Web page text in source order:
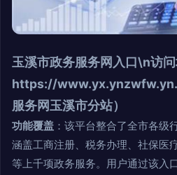
玉溪市政务服务网入口\n访
https://
服务网玉溪市分站）
功能覆盖 ：该平台整合了全市各级
涵盖工商注册、税务办理、社保医
等上千项政务服务。用户通过该入